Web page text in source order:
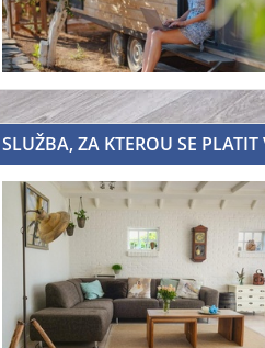
SLUŽBA, ZA KTEROU SE PLATIT